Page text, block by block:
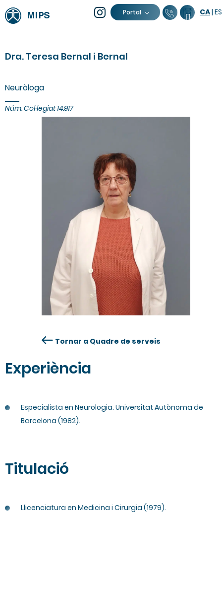
Portal 93 805 04
CA| ES
Dra. Teresa Bernal i Bernal
Neuròloga
Núm.Col·legiat14.917
Experiència
Especialista en Neurologia. Universitat Autònoma de
Barcelona (1982).
Titulació
Llicenciatura en Medicina i Cirurgia (1979).
Tornar a Quadre de serveis